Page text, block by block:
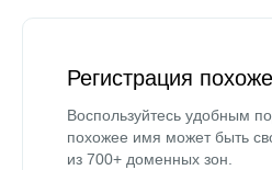
Регистрация
Воспользуйтесь удобным
похожее имя может быть
из 700+ доменных зон.